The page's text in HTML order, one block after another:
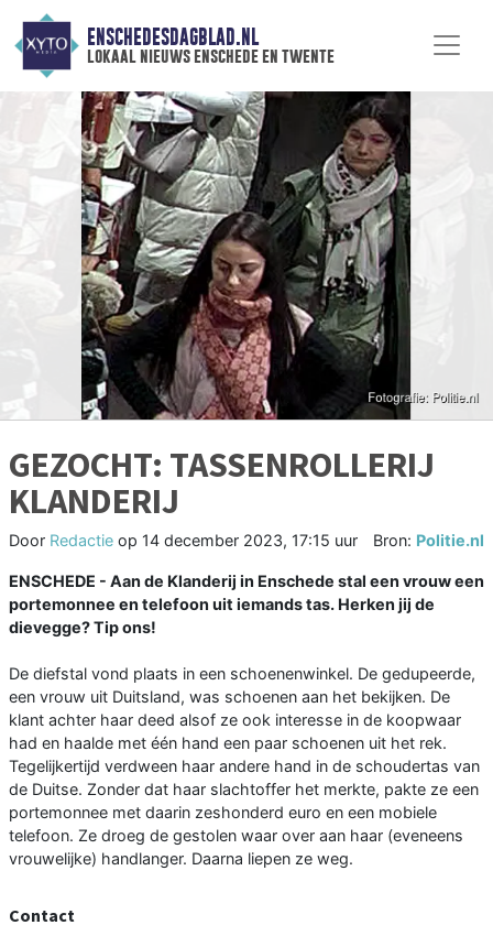
ENSCHEDESDAGBLAD.NL
lokaal nieuws enschede en twente
GEZOCHT: TASSENROLLERIJ
KLANDERIJ
Door Redactie op 14 december 2023, 17:15 uur Bron: Politie.nl
ENSCHEDE - Aan de Klanderij in Enschede stal een vrouw een
portemonnee en telefoon uit iemands tas. Herken jij de
dievegge? Tip ons!
De diefstal vond plaats in een schoenenwinkel. De gedupeerde,
een vrouw uit Duitsland, was schoenen aan het bekijken. De
klant achter haar deed alsof ze ook interesse in de koopwaar
had en haalde met één hand een paar schoenen uit het rek.
Tegelijkertijd verdween haar andere hand in de schoudertas van
de Duitse. Zonder dat haar slachtoffer het merkte, pakte ze een
portemonnee met daarin zeshonderd euro en een mobiele
telefoon. Ze droeg de gestolen waar over aan haar (eveneens
vrouwelijke) handlanger. Daarna liepen ze weg.
Contact